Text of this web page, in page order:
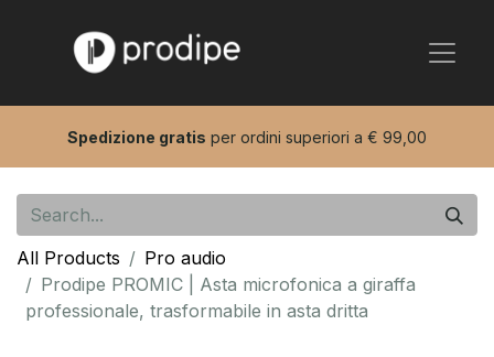
Spedizione gratis per ordini superiori a € 99,00
All Products
Pro audio
Prodipe PROMIC | Asta microfonica a giraffa
professionale, trasformabile in asta dritta